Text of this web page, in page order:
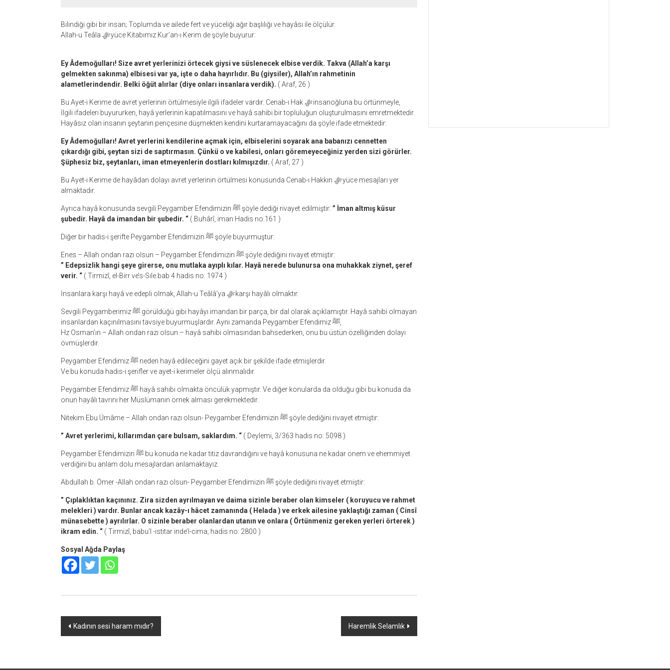
Bilindiği gibi bir insan; Toplumda ve ailede fert ve yüceliği ağır başlılığı ve hayâsı ile ölçülür.
Allah-u Teâla ﷻyüce Kitabımız Kur’an-ı Kerim de şöyle buyurur:
Ey Âdemoğulları! Size avret yerlerinizi örtecek giysi ve süslenecek elbise verdik. Takva (Allah’a karşı
gelmekten sakınma) elbisesi var ya, işte o daha hayırlıdır. Bu (giysiler), Allah’ın rahmetinin
alametlerindendir. Belki öğüt alırlar (diye onları insanlara verdik). ( Araf, 26 )
Bu Ayet-i Kerime de avret yerlerinin örtülmesiyle ilgili ifadeler vardır. Cenab-ı Hakﷻinsanoğluna bu örtünmeyle,
İlgili ifadeleri buyururken, hayâ yerlerinin kapatılmasını ve hayâ sahibi bir topluluğun oluşturulmasını emretmektedir.
Hayâsız olan insanın şeytanın pençesine düşmekten kendini kurtaramayacağını da şöyle ifade etmektedir:
Ey Âdemoğulları! Avret yerlerini kendilerine açmak için, elbiselerini soyarak ana babanızı cennetten
çıkardığı gibi, şeytan sizi de saptırmasın. Çünkü o ve kabilesi, onları göremeyeceğiniz yerden sizi görürler.
Şüphesiz biz, şeytanları, iman etmeyenlerin dostları kılmışızdır. ( Araf, 27 )
Bu Ayet-i Kerime de hayâdan dolayı avret yerlerinin örtülmesi konusunda Cenab-ı Hakkın ﷻyüce mesajları yer
almaktadır.
Ayrıca hayâ konusunda sevgili Peygamber Efendimizin ﷺ şöyle dediği rivayet edilmiştir: ” İman altmış küsur
şubedir. Hayâ da imandan bir şubedir. “ ( Buhârî, iman Hadis no:161 )
Diğer bir hadis-i şerifte Peygamber Efendimizin ﷺ şöyle buyurmuştur:
Enes – Allah ondan razı olsun – Peygamber Efendimizin ﷺ şöyle dediğini rivayet etmiştir:
” Edepsizlik hangi şeye girerse, onu mutlaka ayıplı kılar. Hayâ nerede bulunursa ona muhakkak ziynet, şeref
verir. “ ( Tirmizî, el-Birr ve’s-Sıle.bab 4 hadis no: 1974 )
İnsanlara karşı hayâ ve edepli olmak, Allah-u Teâlâ’ya ﷻkarşı hayâlı olmaktır.
Sevgili Peygamberimiz ﷺ görüldüğü gibi hayâyı imandan bir parça, bir dal olarak açıklamıştır. Hayâ sahibi olmayan
Hz Osman’ın – Allah ondan razı olsun – hayâ sahibi olmasından bahsederken, onu bu üstün özelliğinden dolayı
övmüşlerdir.
Peygamber Efendimiz ﷺ neden hayâ edileceğini gayet açık bir şekilde ifade etmişlerdir.
Ve bu konuda hadis-i şerifler ve ayet-i kerimeler ölçü alınmalıdır.
Peygamber Efendimiz ﷺ hayâ sahibi olmakta öncülük yapmıştır. Ve diğer konularda da olduğu gibi bu konuda da
onun hayâlı tavrını her Müslümanın örnek alması gerekmektedir.
Nitekim Ebu Ümâme – Allah ondan razı olsun- Peygamber Efendimizin ﷺ şöyle dediğini rivayet etmiştir:
” Avret yerlerimi, kıllarımdan çare bulsam, saklardım. “ ( Deylemi, 3/363 hadis no: 5098 )
Peygamber Efendimizin ﷺ bu konuda ne kadar titiz davrandığını ve hayâ konusuna ne kadar önem ve ehemmiyet
verdiğini bu anlam dolu mesajlardan anlamaktayız.
Abdullah b. Ömer -Allah ondan razı olsun- Peygamber Efendimizin ﷺ şöyle dediğini rivayet etmiştir:
” Çıplaklıktan kaçınınız. Zira sizden ayrılmayan ve daima sizinle beraber olan kimseler ( koruyucu ve rahmet
melekleri ) vardır. Bunlar ancak kazây-ı hâcet zamanında ( Helada ) ve erkek ailesine yaklaştığı zaman ( Cinsî
münasebette ) ayrılırlar. O sizinle beraber olanlardan utanın ve onlara ( Örtünmeniz gereken yerleri örterek )
ikram edin. “ ( Tirmizî, babu’l -istitar inde’l-cima; hadis no: 2800 )
Sosyal Ağda Paylaş
Yazı
Kadının sesi haram mıdır? Haremlik Selamlık